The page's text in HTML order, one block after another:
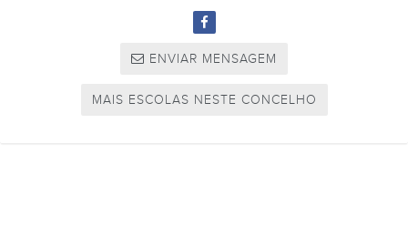
ENVIAR MENSAGEM
MAIS ESCOLAS NESTE CONCELHO